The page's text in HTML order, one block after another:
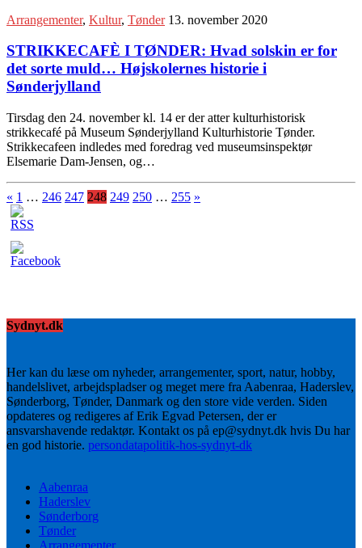
Arrangementer, Kultur, Tønder 13. november 2020
STRIKKECAFÈ I TØNDER: Hvad solskin er for
det sorte muld… Højskolernes historie i
Sønderjylland
Tirsdag den 24. november kl. 14 er der atter kulturhistorisk
strikkecafé på Museum Sønderjylland Kulturhistorie Tønder.
Strikkecafeen indledes med foredrag ved museumsinspektør
Elsemarie Dam-Jensen, og…
« 1 … 246 247 248 249 250 … 255 »
Sydnyt.dk
Her kan du læse om nyheder, arrangementer, sport, natur, hobby,
handelslivet, arbejdspladser og meget mere fra Aabenraa, Haderslev,
Sønderborg, Tønder, Danmark og den store vide verden. Siden
opdateres og redigeres af Erik Egvad Petersen, der er
ansvarshavende redaktør. Kontakt os på ep@sydnyt.dk hvis Du har
en god historie. persondatapolitik-hos-sydnyt-dk
Aabenraa
Haderslev
Sønderborg
Tønder
Arrangementer